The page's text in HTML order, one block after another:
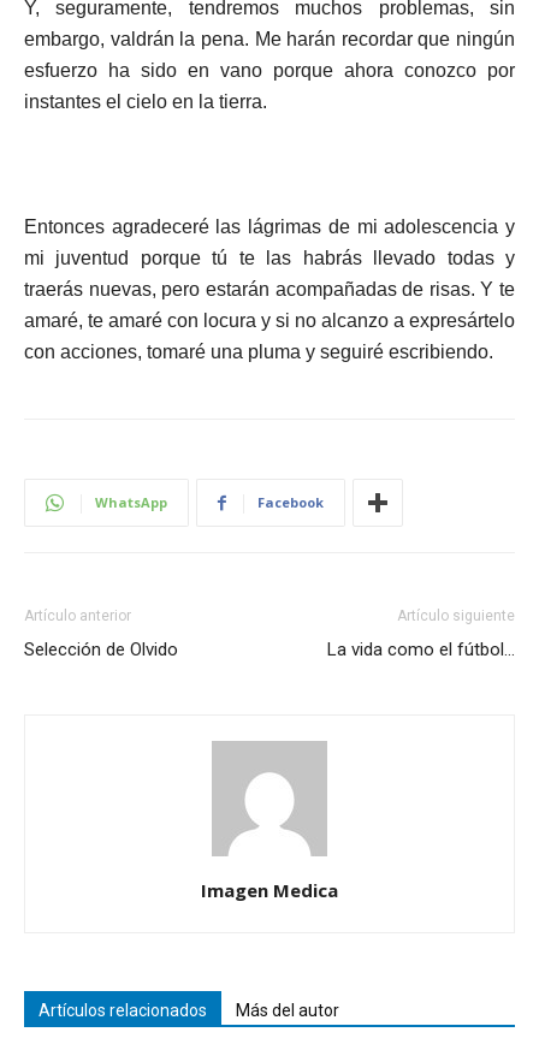
Y, seguramente, tendremos muchos problemas, sin
embargo, valdrán la pena. Me harán recordar que ningún
esfuerzo ha sido en vano porque ahora conozco por
instantes el cielo en la tierra.
Entonces agradeceré las lágrimas de mi adolescencia y
mi juventud porque tú te las habrás llevado todas y
traerás nuevas, pero estarán acompañadas de risas. Y te
amaré, te amaré con locura y si no alcanzo a expresártelo
con acciones, tomaré una pluma y seguiré escribiendo.
WhatsApp Facebook
Artículo anterior
Selección de Olvido
Artículo siguiente
La vida como el fútbol…
Imagen Medica
Artículos relacionados Más del autor